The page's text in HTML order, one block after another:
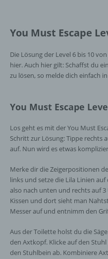
You Must Escape
Die Lösung der Level 6 bis 10
hier. Auch hier gilt: Schaffst du
zu lösen, so melde dich einfach
You Must Escape
Los geht es mit der You Must
Schritt zur Lösung: Tippe rechts
auf. Nun wird es etwas
Merke dir die Zeigerpositionen
links und setze die Lila Linien
also nach unten und rechts auf
Kissen und dort sieht man
Messer auf und entnimm den
Aus der Toilette holst du die
den Axtkopf. Klicke auf den
den Stuhlbein ab. Kombiniere